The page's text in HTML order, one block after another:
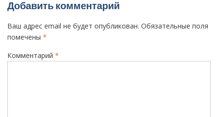
г
а
ц
и
Добавить комментарий
Ваш адрес email не будет опубликован. Обязательные поля
помечены *
Комментарий *